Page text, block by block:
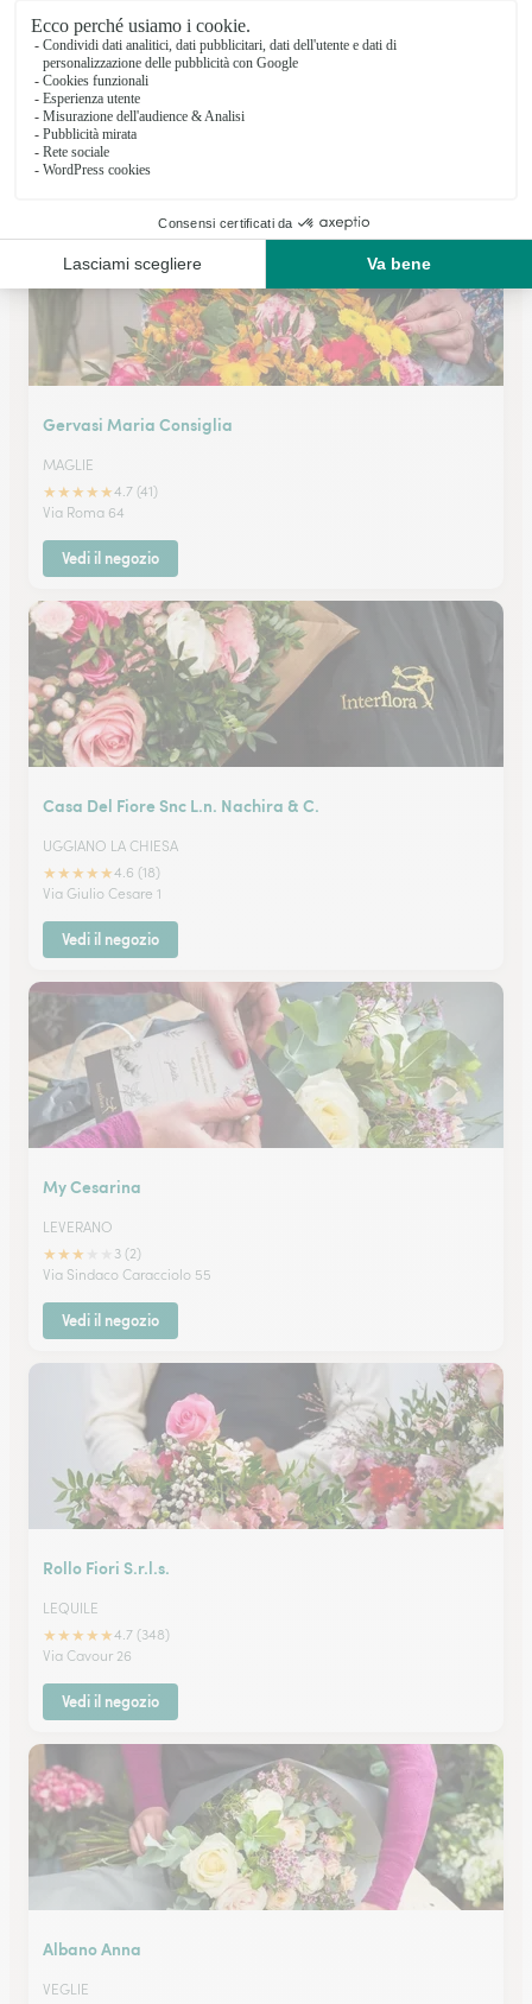
Negro Maria Sonia
CUTROFIANO
★★★★★ 5 (3)
Via XXV Aprile 70
Vedi il negozio
Gervasi Maria Consiglia
MAGLIE
★★★★★4.7 (41)
Via Roma 64
Vedi il negozio
Casa Del Fiore Snc L.n. Nachira & C.
UGGIANO LA CHIESA
★★★★★4.6 (18)
Via Giulio Cesare 1
Vedi il negozio
My Cesarina
LEVERANO
★★★
3 (2)
Via Sindaco Caracciolo 55
Vedi il negozio
Rollo Fiori S.r.l.s.
LEQUILE
★★★★★4.7 (348)
Via Cavour 26
Vedi il negozio
Albano Anna
VEGLIE